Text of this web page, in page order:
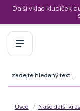
Další vklad klubíček
Úvod Naše další